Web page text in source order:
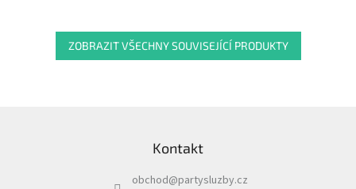
ZOBRAZIT VŠECHNY SOUVISEJÍCÍ PRODUKTY
Kontakt
obchod@partysluzby.cz